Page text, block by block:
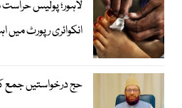
لاہور؛ پولیس
انکوائری رپورٹ میں
حج درخواستیں جمع